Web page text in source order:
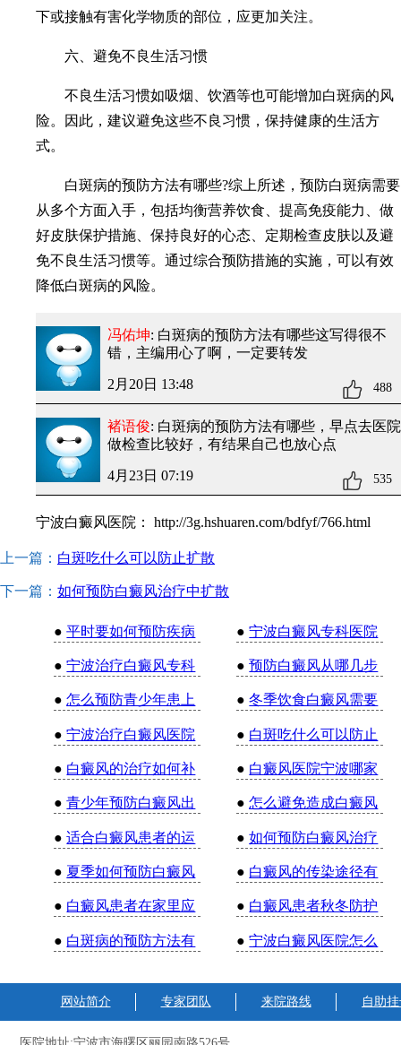
下或接触有害化学物质的部位，应更加关注。
六、避免不良生活习惯
不良生活习惯如吸烟、饮酒等也可能增加白斑病的风
险。因此，建议避免这些不良习惯，保持健康的生活方
式。
白斑病的预防方法有哪些?综上所述，预防白斑病需要
从多个方面入手，包括均衡营养饮食、提高免疫能力、做
好皮肤保护措施、保持良好的心态、定期检查皮肤以及避
免不良生活习惯等。通过综合预防措施的实施，可以有效
降低白斑病的风险。
冯佑坤: 白斑病的预防方法有哪些这写得很不
错，主编用心了啊，一定要转发
2月20日 13:48 488
褚语俊: 白斑病的预防方法有哪些，早点去医院
做检查比较好，有结果自己也放心点
4月23日 07:19 535
宁波白癜风医院： http://3g.hshuaren.com/bdfyf/766.html
上一篇： 白斑吃什么可以防止扩散
下一篇： 如何预防白癜风治疗中扩散
●平时要如何预防疾病 ●宁波白癜风专科医院
●宁波治疗白癜风专科 ●预防白癜风从哪几步
●怎么预防青少年患上 ●冬季饮食白癜风需要
●宁波治疗白癜风医院 ● 白斑吃什么可以防止
● 白癜风的治疗如何补 ● 白癜风医院宁波哪家
●青少年预防白癜风出 ●怎么避免造成白癜风
●适合白癜风患者的运 ●如何预防白癜风治疗
● 夏季如何预防白癜风 ● 白癜风的传染途径有
● 白癜风患者在家里应 ● 白癜风患者秋冬防护
● 白斑病的预防方法有 ●宁波白癜风医院怎么
网站简介 专家团队 来院路线 自助